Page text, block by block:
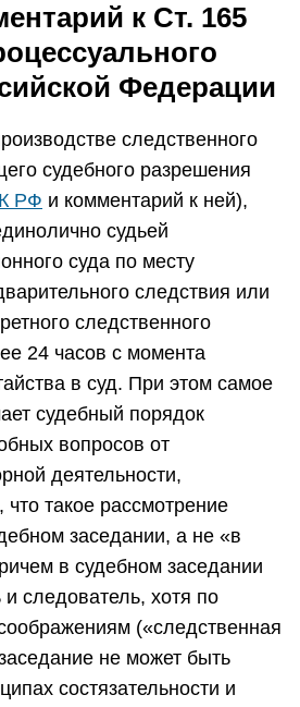
к Ст. 165
Федерации
следственного
судебного разрешения
РФ и комментарий к ней),
судьей
суда по месту
следствия или
следственного
24 часов с момента
в суд. При этом самое
судебный порядок
вопросов от
деятельности,
что такое рассмотрение
заседании, а не «в
в судебном заседании
и следователь, хотя по
(«следственная
не может быть
состязательности и